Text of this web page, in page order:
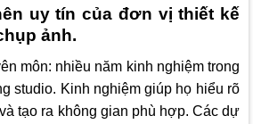
uy tín của đơn vị thiết kế
ảnh.
môn: nhiều năm kinh nghiệm trong
studio. Kinh nghiệm giúp họ hiểu rõ
tạo ra không gian phù hợp. Các dự